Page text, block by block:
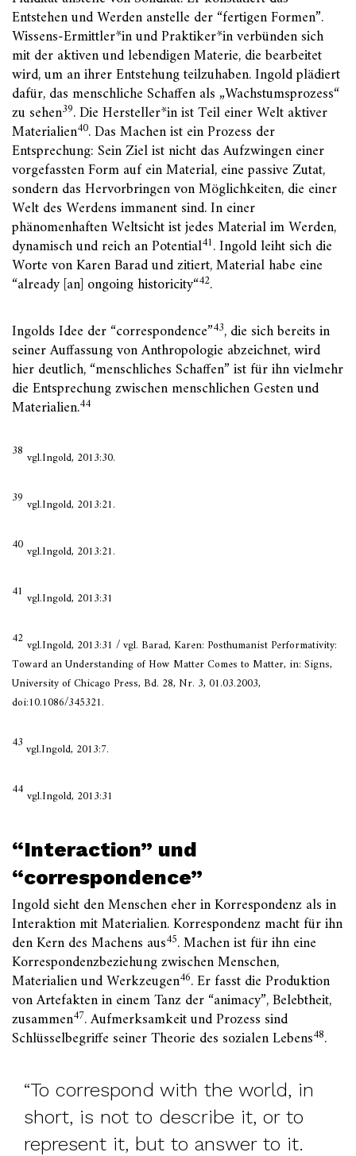
Entstehen und Werden anstelle der “fertigen Formen”.
Wissens-Ermittler*in und Praktiker*in verbünden sich
mit der aktiven und lebendigen Materie, die bearbeitet
wird, um an ihrer Entstehung teilzuhaben. Ingold plädiert
dafür, das menschliche Schaffen als „Wachstumsprozess“
zu sehen39. Die Hersteller*in ist Teil einer Welt aktiver
Materialien40. Das Machen ist ein Prozess der
Entsprechung: Sein Ziel ist nicht das Aufzwingen einer
vorgefassten Form auf ein Material, eine passive Zutat,
sondern das Hervorbringen von Möglichkeiten, die einer
Welt des Werdens immanent sind. In einer
phänomenhaften Weltsicht ist jedes Material im Werden,
dynamisch und reich an Potential41. Ingold leiht sich die
Worte von Karen Barad und zitiert, Material habe eine
“already [an] ongoing historicity“42.
Ingolds Idee der “correspondence”43, die sich bereits in
seiner Auffassung von Anthropologie abzeichnet, wird
hier deutlich, “menschliches Schaffen” ist für ihn vielmehr
die Entsprechung zwischen menschlichen Gesten und
Materialien.44
38 vgl.Ingold, 2013:30.
39 vgl.Ingold, 2013:21.
40 vgl.Ingold, 2013:21.
41 vgl.Ingold, 2013:31
42 vgl.Ingold, 2013:31 / vgl. Barad, Karen: Posthumanist Performativity:
Toward an Understanding of How Matter Comes to Matter, in: Signs,
University of Chicago Press, Bd. 28, Nr. 3, 01.03.2003,
doi:10.1086/345321.
43 vgl.Ingold, 2013:7.
44 vgl.Ingold, 2013:31
“Interaction” und
“correspondence”
Ingold sieht den Menschen eher in Korrespondenz als in
Interaktion mit Materialien. Korrespondenz macht für ihn
den Kern des Machens aus45. Machen ist für ihn eine
Korrespondenzbeziehung zwischen Menschen,
Materialien und Werkzeugen46. Er fasst die Produktion
von Artefakten in einem Tanz der “animacy”, Belebtheit,
zusammen47. Aufmerksamkeit und Prozess sind
Schlüsselbegriffe seiner Theorie des sozialen Lebens48.
“To correspond with the world, in
short, is not to describe it, or to
represent it, but to answer to it.